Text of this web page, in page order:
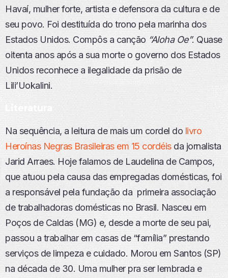
Havaí, mulher forte, artista e defensora da cultura e de
seu povo. Foi destituída do trono pela marinha dos
Estados Unidos. Compôs a canção “Aloha Oe”. Quase
oitenta anos após a sua morte o governo dos Estados
Unidos reconhece a ilegalidade da prisão de
Lili’Uokalini.
Na sequência, a leitura de mais um cordel do livro
Heroínas Negras Brasileiras em 15 cordéisda jornalista
Jarid Arraes. Hoje falamos de Laudelina de Campos,
que atuou pela causa das empregadas domésticas, foi
a responsável pela fundação da primeira associação
de trabalhadoras domésticas no Brasil. Nasceu em
Poços de Caldas (MG) e, desde a morte de seu pai,
passou a trabalhar em casas de “família” prestando
serviços de limpeza e cuidado. Morou em Santos (SP)
na década de 30. Uma mulher pra ser lembrada e